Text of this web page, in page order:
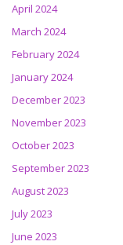
April 2024
March 2024
February 2024
January 2024
December 2023
November 2023
October 2023
September 2023
August 2023
July 2023
June 2023